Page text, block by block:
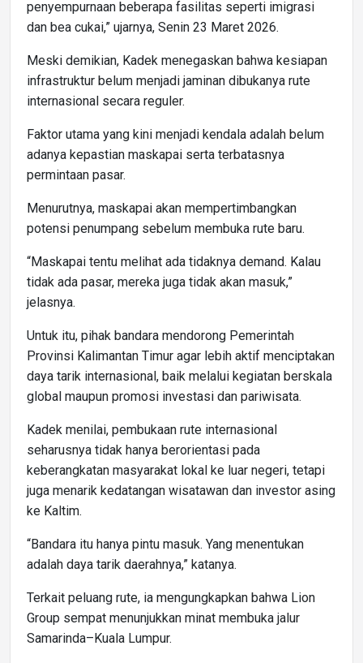
penyempurnaan beberapa fasilitas seperti imigrasi
dan bea cukai,” ujarnya, Senin 23 Maret 2026.
Meski demikian, Kadek menegaskan bahwa kesiapan
infrastruktur belum menjadi jaminan dibukanya rute
internasional secara reguler.
Faktor utama yang kini menjadi kendala adalah belum
adanya kepastian maskapai serta terbatasnya
permintaan pasar.
Menurutnya, maskapai akan mempertimbangkan
potensi penumpang sebelum membuka rute baru.
“Maskapai tentu melihat ada tidaknya demand. Kalau
tidak ada pasar, mereka juga tidak akan masuk,”
jelasnya.
Untuk itu, pihak bandara mendorong Pemerintah
Provinsi Kalimantan Timur agar lebih aktif menciptakan
daya tarik internasional, baik melalui kegiatan berskala
global maupun promosi investasi dan pariwisata.
Kadek menilai, pembukaan rute internasional
seharusnya tidak hanya berorientasi pada
keberangkatan masyarakat lokal ke luar negeri, tetapi
juga menarik kedatangan wisatawan dan investor asing
ke Kaltim.
“Bandara itu hanya pintu masuk. Yang menentukan
adalah daya tarik daerahnya,” katanya.
Terkait peluang rute, ia mengungkapkan bahwa Lion
Group sempat menunjukkan minat membuka jalur
Samarinda–Kuala Lumpur.